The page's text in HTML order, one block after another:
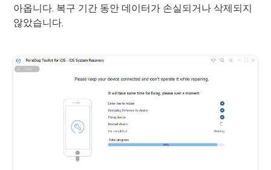
아옵니다. 복구 기간 동안 데이터가 손실되거나 삭제되지
않았습니다.